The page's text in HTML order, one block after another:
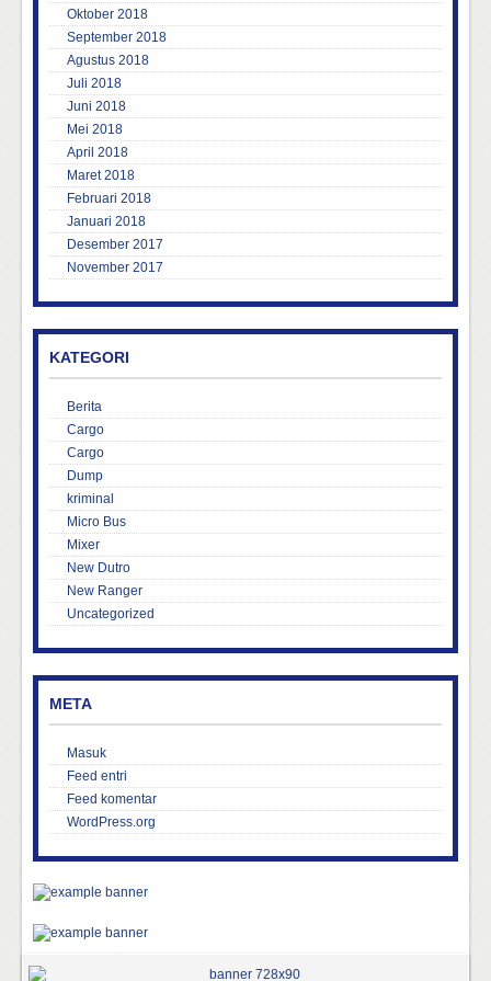
Oktober 2018
September 2018
Agustus 2018
Juli 2018
Juni 2018
Mei 2018
April 2018
Maret 2018
Februari 2018
Januari 2018
Desember 2017
November 2017
KATEGORI
Berita
Cargo
Cargo
Dump
kriminal
Micro Bus
Mixer
New Dutro
New Ranger
Uncategorized
META
Masuk
Feed entri
Feed komentar
WordPress.org